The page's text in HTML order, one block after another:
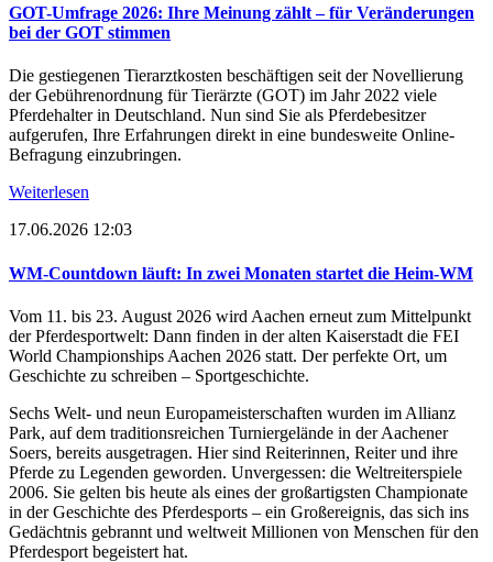
GOT-Umfrage 2026: Ihre Meinung zählt – für Veränderungen
bei der GOT stimmen
Die gestiegenen Tierarztkosten beschäftigen seit der Novellierung
der Gebührenordnung für Tierärzte (GOT) im Jahr 2022 viele
Pferdehalter in Deutschland. Nun sind Sie als Pferdebesitzer
aufgerufen, Ihre Erfahrungen direkt in eine bundesweite Online-
Befragung einzubringen.
Weiterlesen
17.06.2026 12:03
WM-Countdown läuft: In zwei Monaten startet die Heim-WM
Vom 11. bis 23. August 2026 wird Aachen erneut zum Mittelpunkt
der Pferdesportwelt: Dann finden in der alten Kaiserstadt die FEI
World Championships Aachen 2026 statt. Der perfekte Ort, um
Geschichte zu schreiben – Sportgeschichte.
Sechs Welt- und neun Europameisterschaften wurden im Allianz
Park, auf dem traditionsreichen Turniergelände in der Aachener
Soers, bereits ausgetragen. Hier sind Reiterinnen, Reiter und ihre
Pferde zu Legenden geworden. Unvergessen: die Weltreiterspiele
2006. Sie gelten bis heute als eines der großartigsten Championate
in der Geschichte des Pferdesports – ein Großereignis, das sich ins
Gedächtnis gebrannt und weltweit Millionen von Menschen für den
Pferdesport begeistert hat.